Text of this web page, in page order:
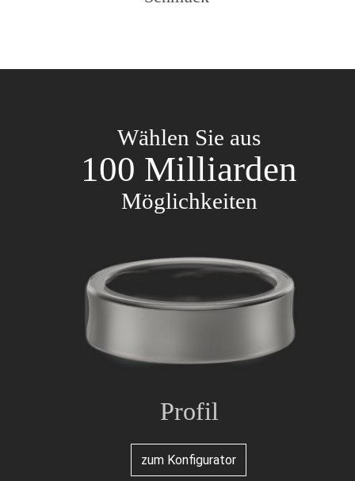
Wählen Sie aus
100 Milliarden
Möglichkeiten
Profil
Profil
zum Konfigurator